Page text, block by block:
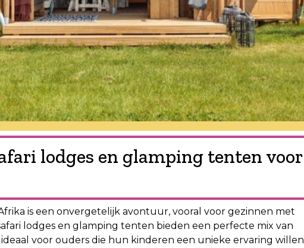
lodges en glamping tenten voor
is een onvergetelijk avontuur, vooral voor gezinnen met
lodges en glamping tenten bieden een perfecte mix van
voor ouders die hun kinderen een unieke ervaring willen